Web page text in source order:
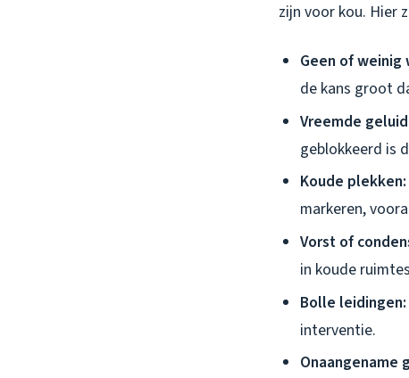
zijn voor kou. Hier
Geen of
de kans groot
Vreemde
geblokkeerd is
Koude plekken:
markeren,
Vorst of
in koude
Bolle leidingen:
interventie.
Onaangename